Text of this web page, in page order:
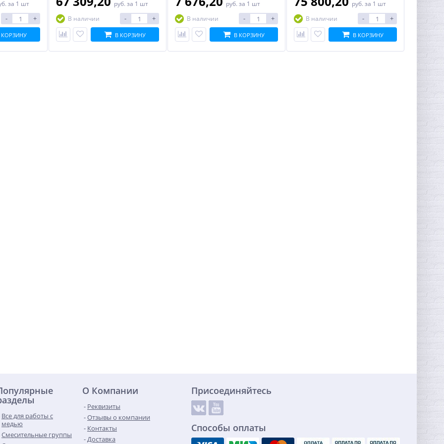
за 1 шт
- +
КОРЗИНУ
руб. за 1 шт
В наличии
- +
В КОРЗИНУ
руб. за 1 шт
В наличии
- +
В КОРЗИНУ
руб. за 1 шт
В наличии
- +
В КОРЗИНУ
Все для работы с
медью
Смесительные группы
О Компании
Реквизиты
Отзывы о компании
Контакты
Доставка
Присоединяйтесь
Способы оплаты